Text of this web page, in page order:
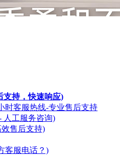
支持，快速响应)
时客服热线-专业售后支持
人工服务咨询)
售后支持)
客服电话？)